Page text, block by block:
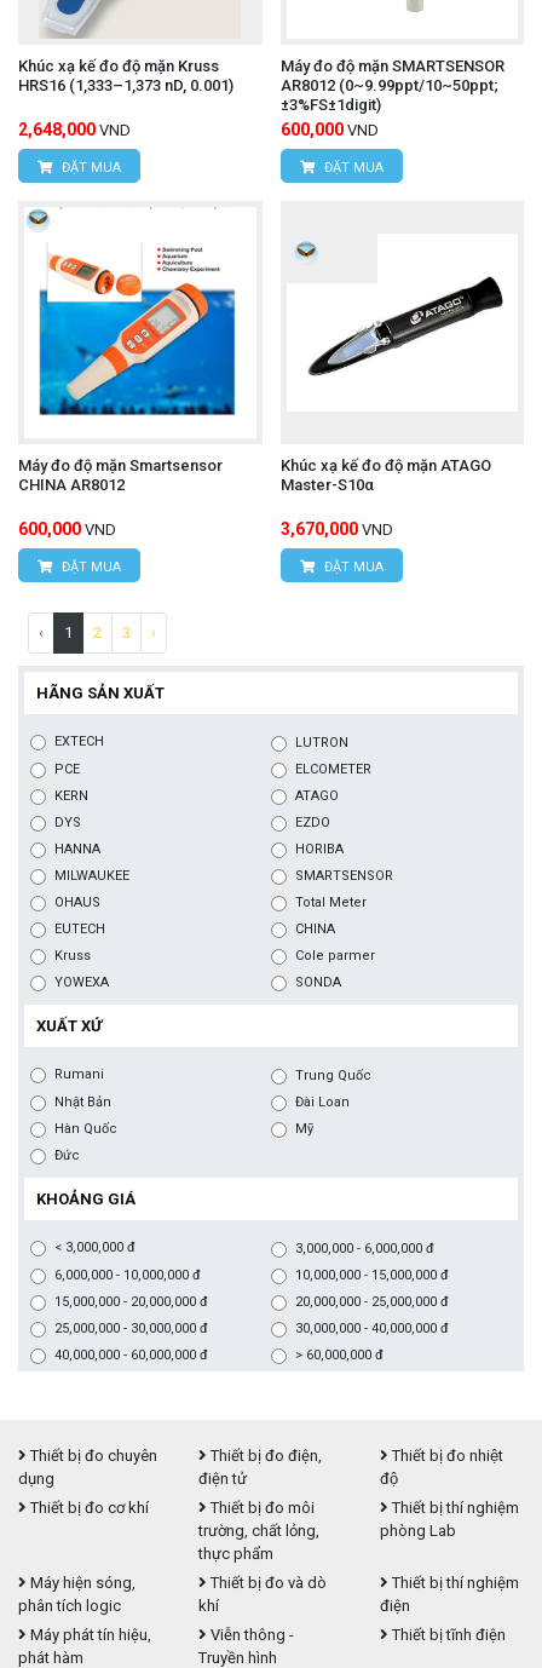
Khúc xạ kế đo độ mặn Kruss
HRS16 (1,333–1,373 nD, 0.001)
2,648,000 VND
ĐẶT MUA
Máy đo độ mặn SMARTSENSOR
AR8012 (0~9.99ppt/10~50ppt;
±3%FS±1digit)
600,000 VND
ĐẶT MUA
Máy đo độ mặn Smartsensor
CHINA AR8012
600,000 VND
ĐẶT MUA
Khúc xạ kế đo độ mặn ATAGO
Master-S10α
3,670,000 VND
ĐẶT MUA
‹ 1 2 3 ›
HÃNG SẢN XUẤT
EXTECH
LUTRON
PCE
ELCOMETER
KERN
ATAGO
DYS
EZDO
HANNA
HORIBA
MILWAUKEE
SMARTSENSOR
OHAUS
Total Meter
EUTECH
CHINA
Kruss
Cole parmer
YOWEXA
SONDA
XUẤT XỨ
Rumani
Trung Quốc
Nhật Bản
Đài Loan
Hàn Quốc
Mỹ
Đức
KHOẢNG GIÁ
< 3,000,000 đ
3,000,000 - 6,000,000 đ
6,000,000 - 10,000,000 đ
10,000,000 - 15,000,000 đ
15,000,000 - 20,000,000 đ
20,000,000 - 25,000,000 đ
25,000,000 - 30,000,000 đ
30,000,000 - 40,000,000 đ
40,000,000 - 60,000,000 đ
> 60,000,000 đ
Thiết bị đo chuyên
dụng
Thiết bị đo điện,
điện tử
Thiết bị đo nhiệt
độ
Thiết bị đo cơ khí
Thiết bị đo môi
trường, chất lỏng,
thực phẩm
Thiết bị thí nghiệm
phòng Lab
Máy hiện sóng,
phân tích logic
Thiết bị đo và dò
khí
Thiết bị thí nghiệm
điện
Máy phát tín hiệu,
phát hàm
Viễn thông -
Truyền hình
Thiết bị tĩnh điện